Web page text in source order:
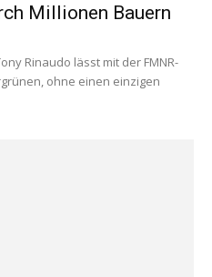
Millionen Bauern
Rinaudo lässt mit der FMNR-
ohne einen einzigen